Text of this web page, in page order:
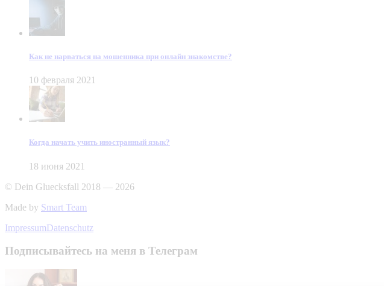
Как не нарваться на мошенника при онлайн знакомстве?
10 февраля 2021
Когда начать учить иностранный язык?
18 июня 2021
© Dein Gluecksfall 2018 — 2026
Made by Smart Team
ImpressumDatenschutz
Подписывайтесь на меня в Телеграм